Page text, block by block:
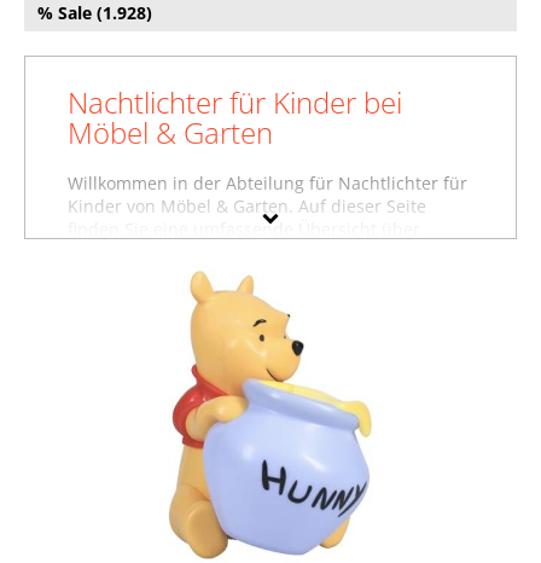
% Sale (1.928)
Nachtlichter für Kinder bei
Möbel & Garten
Willkommen in der Abteilung für Nachtlichter für
Kinder von Möbel & Garten. Auf dieser Seite
finden Sie eine umfassende Übersicht über
präsentieren wir auch Nachtlichter für Kinder
von vielen angesagten und bekannten
Möbelherstellern wie
Lampephoto.fr
bis hin zu HerzenslichtMomente
. Schauen Sie sich in Ruhe um und
vergleichen Sie. Um gezielter zu suchen, können
Sie die Nachtlichter für Kinder mit Hilfe der Filter
weiter einschränken und so gezielt nach
bestimmten Marken, Preiskategorien oder
reduzierten Angeboten suchen. Sollten Sie nicht
fündig werden, können Sie sich auch im
Gesamtsortiment sämtlicher
Nachtlichter
umsehen. Viel Spaß beim Stöbern und